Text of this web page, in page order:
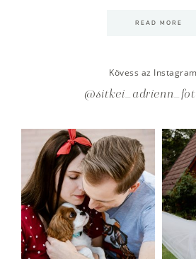
READ MORE
Kövess az